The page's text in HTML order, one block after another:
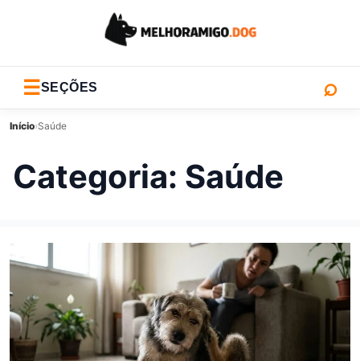
☰SEÇÕES ⌕
Início›Saúde
Categoria: Saúde